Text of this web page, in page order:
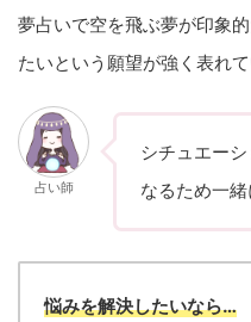
夢占いで空を飛ぶ夢が印象
たいという願望が強く表れて
占い師
シチュエー
なるため一緒
悩みを解決したいなら…